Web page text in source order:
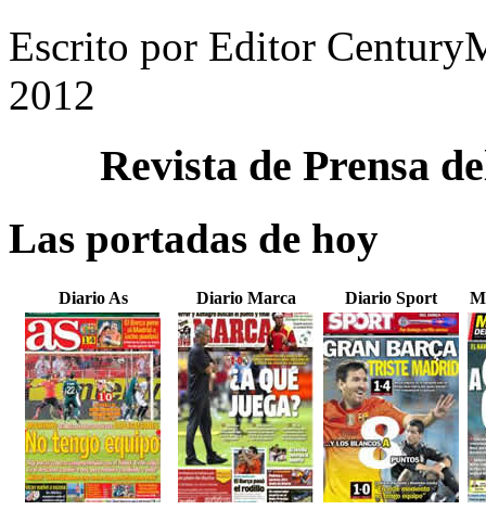
Escrito por Editor
2012
Revista de Prensa
Las portadas de hoy
Diario As Diario Marca Diario Sport